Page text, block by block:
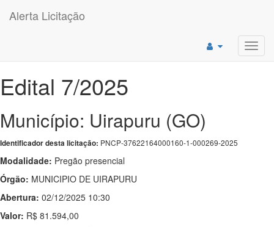
Alerta Licitação
Edital 7/2025
Município: Uirapuru (GO)
Identificador desta licitação: PNCP-37622164000160-1-000269-2025
Modalidade: Pregão presencial
Órgão: MUNICIPIO DE UIRAPURU
Abertura: 02/12/2025 10:30
Valor: R$ 81.594,00